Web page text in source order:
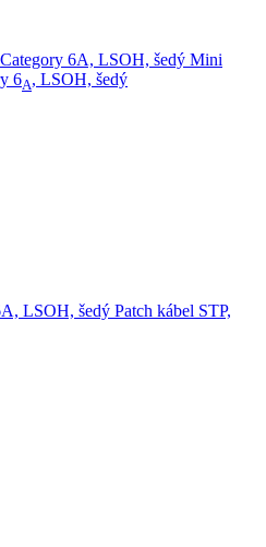
Mini
6A, LSOH, šedý
Patch kábel STP,